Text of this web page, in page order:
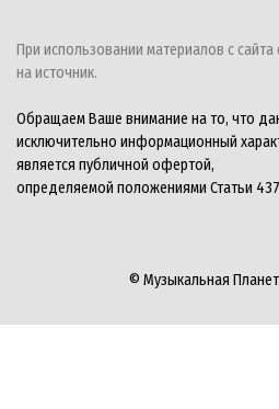
При использовании материалов с
на источник.
Обращаем Ваше внимание на то, что
исключительно информационный
является публичной офертой,
определяемой положениями Статьи
© Музыкальная